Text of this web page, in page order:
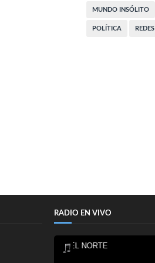
MUNDO INSÓLITO
POLÍTICA REDES
RADIO EN VIVO